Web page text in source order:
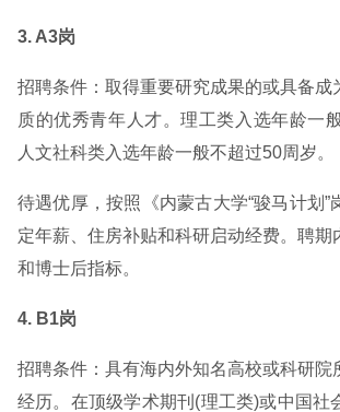
3. A3岗
招聘条件：取得重要研究成果的或具备成
质的优秀青年人才。理工类入选年龄一
人文社科类入选年龄一般不超过50周岁。
待遇优厚，按照《内蒙古大学“骏马计划”
定年薪、住房补贴和科研启动经费。聘期
和博士后指标。
4. B1岗
招聘条件：具有海内外知名高校或科研院
经历。在顶级学术期刊(理工类)或中国社